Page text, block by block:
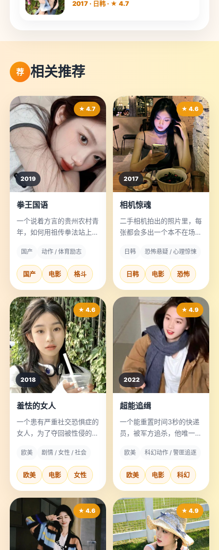
2017 · 日韩 · ★ 4.7
荐 相关推荐
★ 4.7
2019
拳王国语
一个说着方言的贵州农村青
年，如何用祖传拳法站上世
国产 动作 / 体育励志
国产 电影 格斗
★ 4.6
2017
相机惊魂
二手相机拍出的照片里，每
张都会多出一个本不在场的
内死亡。
日韩 恐怖悬疑 / 心理惊悚
日韩 电影 恐怖
★ 4.6
2018
羞怯的女人
一个患有严重社交恐惧症的
女人，为了夺回被性侵的夜
作证。
欧美 剧情 / 女性 / 社会
欧美 电影 女性
★ 4.9
2022
超能追缉
一个能重置时间3秒的快递
员，被军方追杀，他唯一的
欧美 科幻动作 / 警匪追逐
欧美 电影 科幻
★ 4.6 ★ 4.9